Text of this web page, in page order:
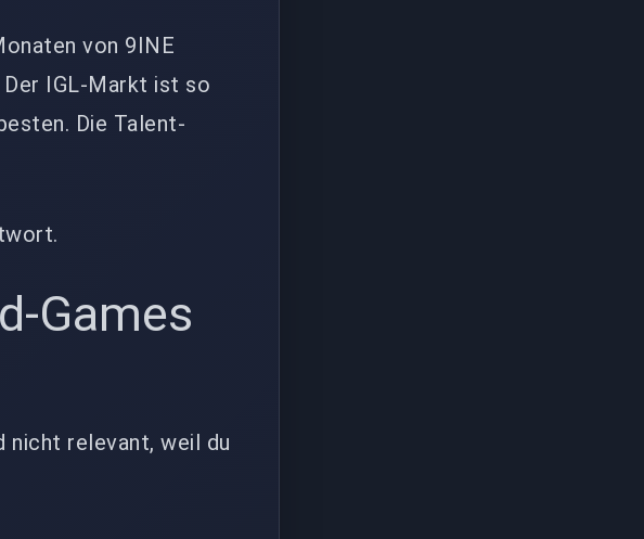
von 9INE
IGL-Markt ist so
Die Talent-
Games
nicht relevant, weil du